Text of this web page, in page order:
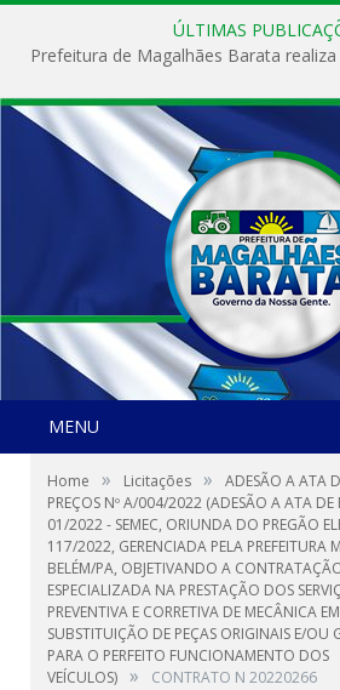
ÚLTIMAS
MENU
Home » Licitações »
ADESÃO A ATA
PREÇOS Nº A/004/2022 (ADESÃO A ATA DE
01/2022 - SEMEC, ORIUNDA DO PREGÃO
117/2022, GERENCIADA PELA PREFEITURA
BELÉM/PA, OBJETIVANDO A
ESPECIALIZADA NA PRESTAÇÃO DOS
PREVENTIVA E CORRETIVA DE MECÂNICA
SUBSTITUIÇÃO DE PEÇAS ORIGINAIS E/OU
PARA O PERFEITO FUNCIONAMENTO DOS
VEÍCULOS) » CONTRATO N 20220266